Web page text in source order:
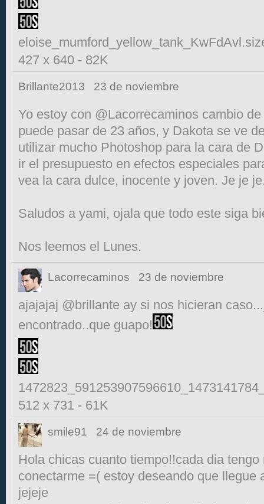
427 x 640 - 82K
Brillante2013 23 de noviembre
Yo estoy con @Lacorrecaminos cambio
puede pasar de 23 años, y Dakota se ve
utilizar mucho Photoshop para la cara de
ir el presupuesto en efectos especiales
vea la cara dulce, inocente y joven. Je je
Saludos a yami, ojala que todo este siga
Nos leemos el Lunes.
Lacorrecaminos 23 de noviembre
ajajajaj @brillante ay si nos hicieran
encontrado..que guapo!
512 x 731 - 61K
smile91 24 de noviembre
Hola chicas cuanto tiempo!!cada dia
conectarme =( estoy deseando que llegue
jejeje